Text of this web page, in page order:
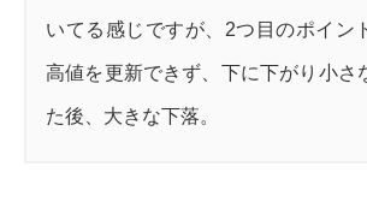
いてる感じですが、2つ目のポイン
高値を更新できず、下に下がり小さ
た後、大きな下落。